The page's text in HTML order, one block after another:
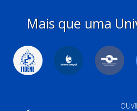
Mais que uma